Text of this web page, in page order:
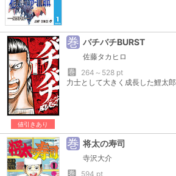
値引きあり
巻 バチバチBURST
佐藤タカヒロ
巻
264～528 pt
巻 将太の寿司
寺沢大介
巻
594 pt